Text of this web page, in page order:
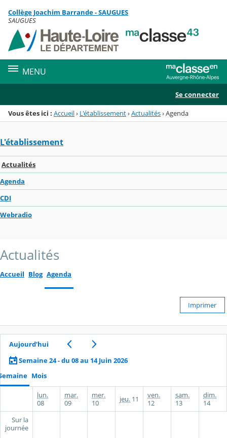
Menu de la rubrique
Contenu
Collège Joachim Barrande - SAUGUES
SAUGUES
MENU
Se connecter
Vous êtes ici : Accueil› L'établissement›Actualités›Agenda
L'établissement
Actualités
Agenda
CDI
Webradio
Actualités
Accueil Blog Agenda
Imprimer
Aujourd’hui
Semaine 24 - du 08 au 14 Juin 2026
Mois
lun.
08
mar.
09
mer.
10
jeu. 11
ven.
12
sam.
13
dim.
14
Sur la
journée